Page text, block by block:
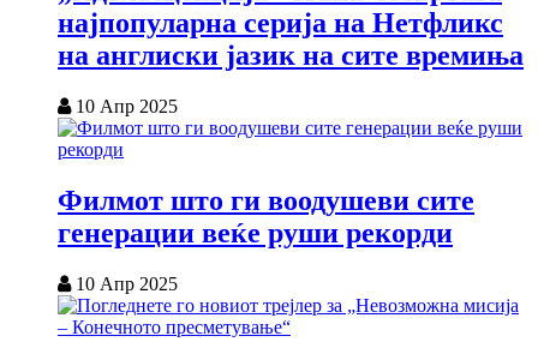
најпопуларна серија на Нетфликс
на англиски јазик на сите времиња
10 Апр 2025
Филмот што ги воодушеви сите
генерации веќе руши рекорди
10 Апр 2025